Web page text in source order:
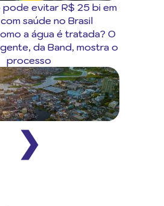
pode evitar R$ 25 bi em
saúde no Brasil
a água é tratada? O
da Band, mostra o
processo
❯